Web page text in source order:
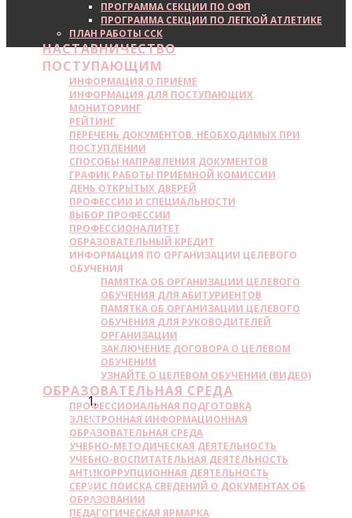
ПРОГРАММА СЕКЦИИ ПО ОФП
ПРОГРАММА СЕКЦИИ ПО ЛЕГКОЙ АТЛЕТИКЕ
ПЛАН РАБОТЫ ССК
НАСТАВНИЧЕСТВО
ПОСТУПАЮЩИМ
ИНФОРМАЦИЯ О ПРИЕМЕ
ИНФОРМАЦИЯ ДЛЯ ПОСТУПАЮЩИХ
МОНИТОРИНГ
РЕЙТИНГ
ПЕРЕЧЕНЬ ДОКУМЕНТОВ, НЕОБХОДИМЫХ ПРИ
ПОСТУПЛЕНИИ
СПОСОБЫ НАПРАВЛЕНИЯ ДОКУМЕНТОВ
ГРАФИК РАБОТЫ ПРИЕМНОЙ КОМИССИИ
ДЕНЬ ОТКРЫТЫХ ДВЕРЕЙ
ПРОФЕССИИ И СПЕЦИАЛЬНОСТИ
ВЫБОР ПРОФЕССИИ
ПРОФЕССИОНАЛИТЕТ
ОБРАЗОВАТЕЛЬНЫЙ КРЕДИТ
ИНФОРМАЦИЯ ПО ОРГАНИЗАЦИИ ЦЕЛЕВОГО
ОБУЧЕНИЯ
ПАМЯТКА ОБ ОРГАНИЗАЦИИ ЦЕЛЕВОГО
ОБУЧЕНИЯ ДЛЯ АБИТУРИЕНТОВ
ПАМЯТКА ОБ ОРГАНИЗАЦИИ ЦЕЛЕВОГО
ОБУЧЕНИЯ ДЛЯ РУКОВОДИТЕЛЕЙ
ОРГАНИЗАЦИИ
ЗАКЛЮЧЕНИЕ ДОГОВОРА О ЦЕЛЕВОМ
ОБУЧЕНИИ
УЗНАЙТЕ О ЦЕЛЕВОМ ОБУЧЕНИИ (ВИДЕО)
ОБРАЗОВАТЕЛЬНАЯ СРЕДА
ПРОФЕССИОНАЛЬНАЯ ПОДГОТОВКА
ЭЛЕКТРОННАЯ ИНФОРМАЦИОННАЯ
ОБРАЗОВАТЕЛЬНАЯ СРЕДА
УЧЕБНО-МЕТОДИЧЕСКАЯ ДЕЯТЕЛЬНОСТЬ
УЧЕБНО-ВОСПИТАТЕЛЬНАЯ ДЕЯТЕЛЬНОСТЬ
АНТИКОРРУПЦИОННАЯ ДЕЯТЕЛЬНОСТЬ
СЕРВИС ПОИСКА СВЕДЕНИЙ О ДОКУМЕНТАХ ОБ
ОБРАЗОВАНИИ
ПЕДАГОГИЧЕСКАЯ ЯРМАРКА